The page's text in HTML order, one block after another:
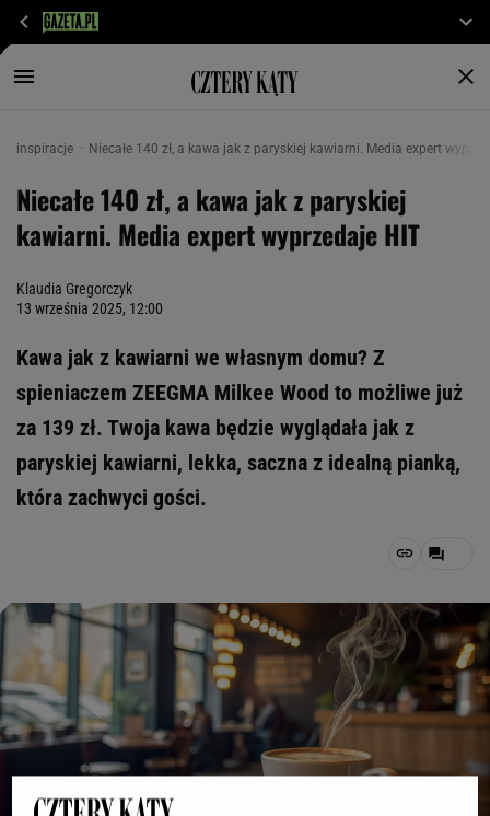
inspiracje Niecałe 140 zł, a kawa jak z paryskiej kawiarni. Media expert
Niecałe 140 zł, a kawa jak z paryskiej
kawiarni. Media expert wyprzedaje HIT
Klaudia Gregorczyk
13 września 2025, 12:00
Kawa jak z kawiarni we własnym domu? Z
spieniaczem ZEEGMA Milkee Wood to możliwe już
za 139 zł. Twoja kawa będzie wyglądała jak z
paryskiej kawiarni, lekka, saczna z idealną pianką,
która zachwyci gości.